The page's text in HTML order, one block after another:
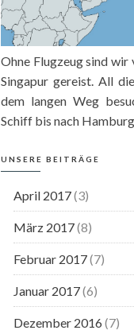
Ohne Flugzeug sind wir
Singapur gereist. All
dem langen Weg
Schiff bis nach
UNSERE BEITRÄGE
April 2017(3)
März 2017(8)
Februar 2017(7)
Januar 2017(6)
Dezember 2016 (7)